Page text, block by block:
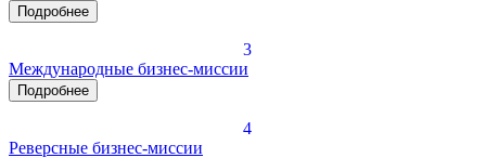
Подробнее
3
Международные бизнес-миссии
Подробнее
4
Реверсные бизнес-миссии